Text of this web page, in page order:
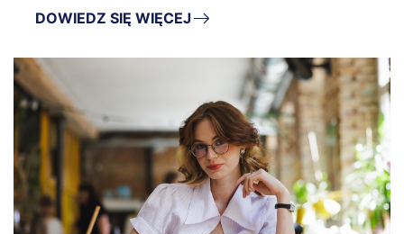
DOWIEDZ SIĘ WIĘCEJ